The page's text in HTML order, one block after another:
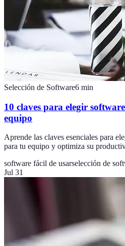
Selección de Software6 min
10 claves para elegir
equipo
Aprende las claves esenciales para
para tu equipo y optimiza su
software fácil de usarselección de
Jul 31